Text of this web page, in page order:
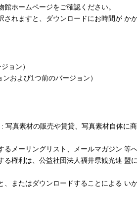
ホームページをご確認ください。
れますと、ダウンロードにお時間が か
ョン）
および1つ前のバージョン）
真素材の販売や賃貸、写真素材自体に
メーリングリスト、メールマガジン 等
権利は、公益社団法人福井県観光連 盟
またはダウンロードすることによる い